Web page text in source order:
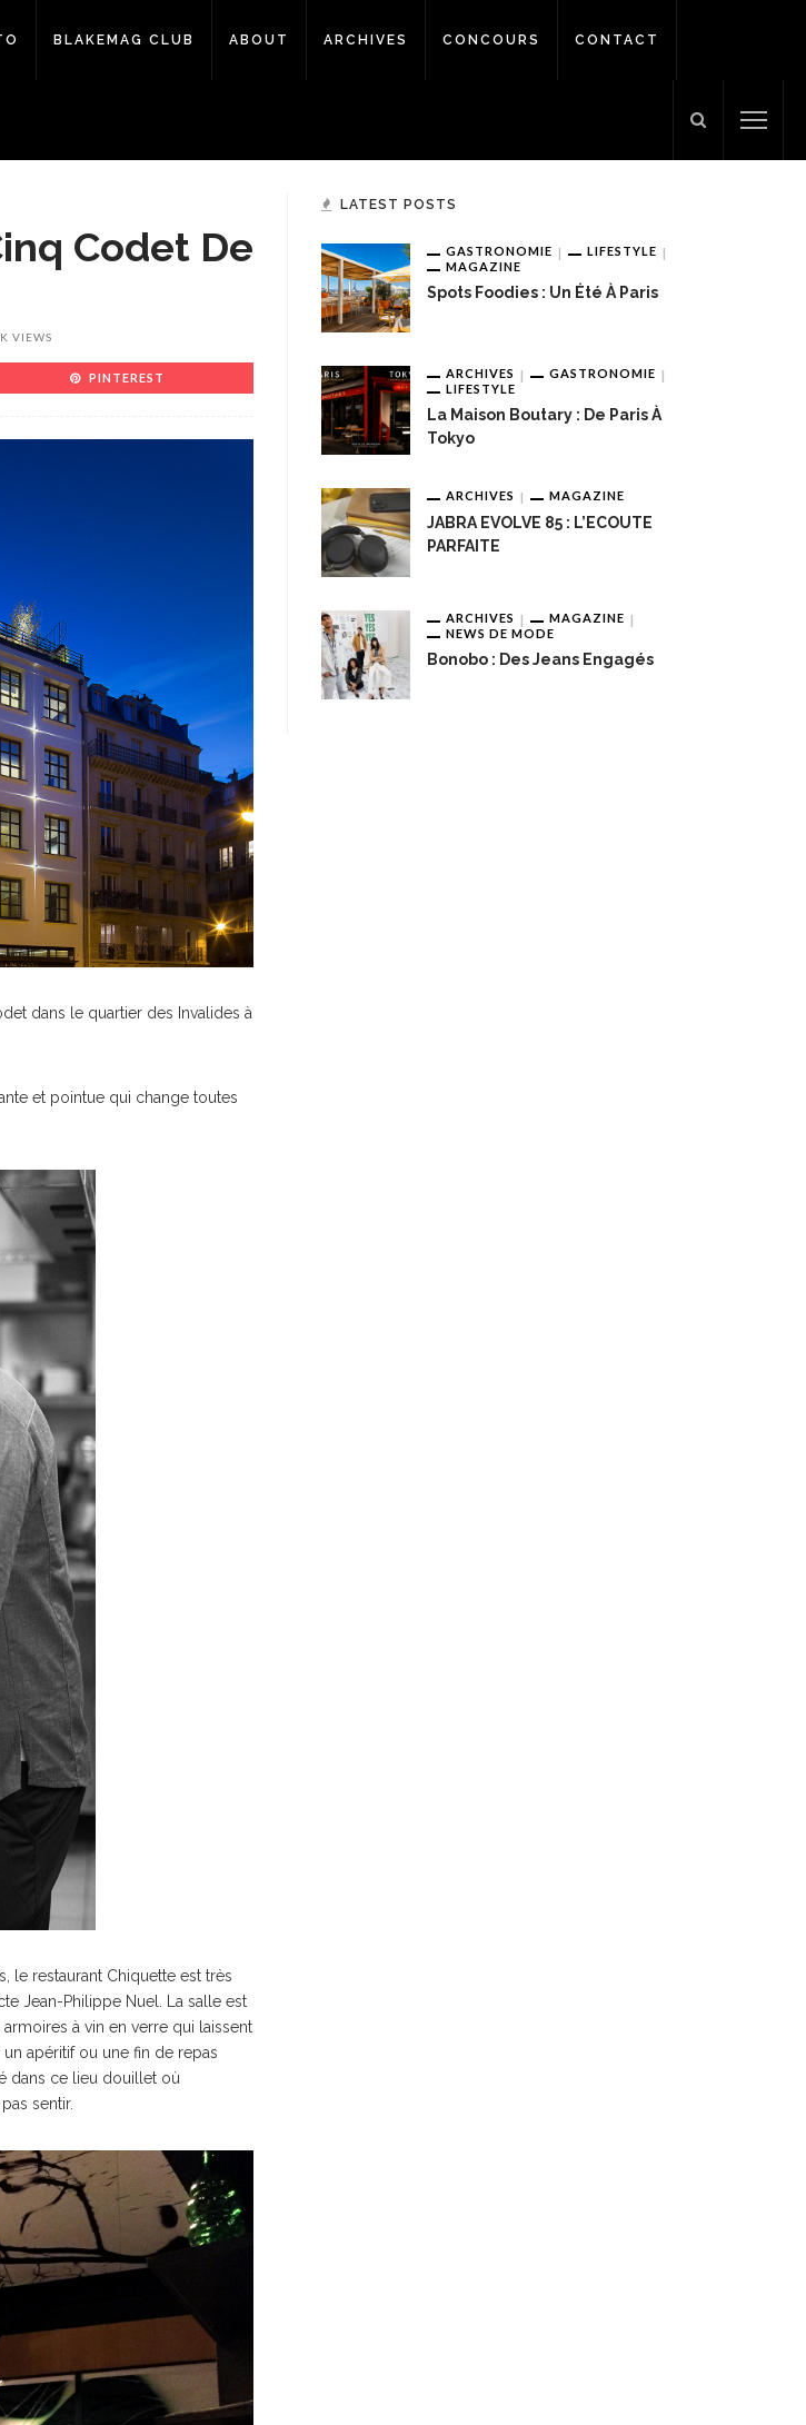
BLAKEMAG CLUB ABOUT ARCHIVES CONCOURS CONTACT
Codet De
VIEWS
PINTEREST
dans le quartier des Invalides à
et pointue qui change toutes
le restaurant Chiquette est très
Jean-Philippe Nuel. La salle est
à vin en verre qui laissent
apéritif ou une fin de repas
dans ce lieu douillet où
sentir.
LATEST POSTS
GASTRONOMIE
LIFESTYLE
MAGAZINE
Spots Foodies : Un Été À Paris
ARCHIVES
GASTRONOMIE
LIFESTYLE
La Maison Boutary : De Paris À
Tokyo
ARCHIVES MAGAZINE
JABRA EVOLVE 85 : L’ECOUTE
PARFAITE
ARCHIVES
MAGAZINE
NEWS DE MODE
Bonobo : Des Jeans Engagés